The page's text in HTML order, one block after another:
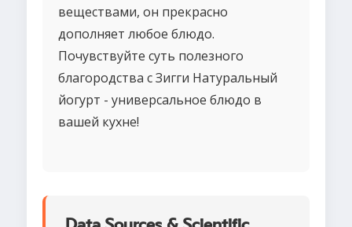
веществами, он прекрасно
дополняет любое блюдо.
Почувствуйте суть полезного
благородства с Зигги Натуральный
йогурт - универсальное блюдо в
вашей кухне!